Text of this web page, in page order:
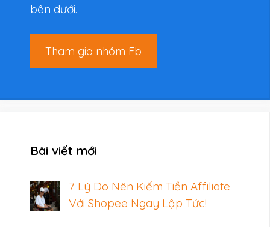
bên dưới.
Tham gia nhóm Fb
Bài viết mới
7 Lý Do Nên Kiếm Tiền Affiliate
Với Shopee Ngay Lập Tức!